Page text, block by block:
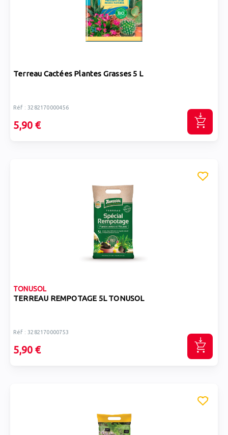
Terreau Cactées Plantes Grasses 5 L
Réf : 3282170000456
5,90 €
TONUSOL
TERREAU REMPOTAGE 5L TONUSOL
Réf : 3282170000753
5,90 €